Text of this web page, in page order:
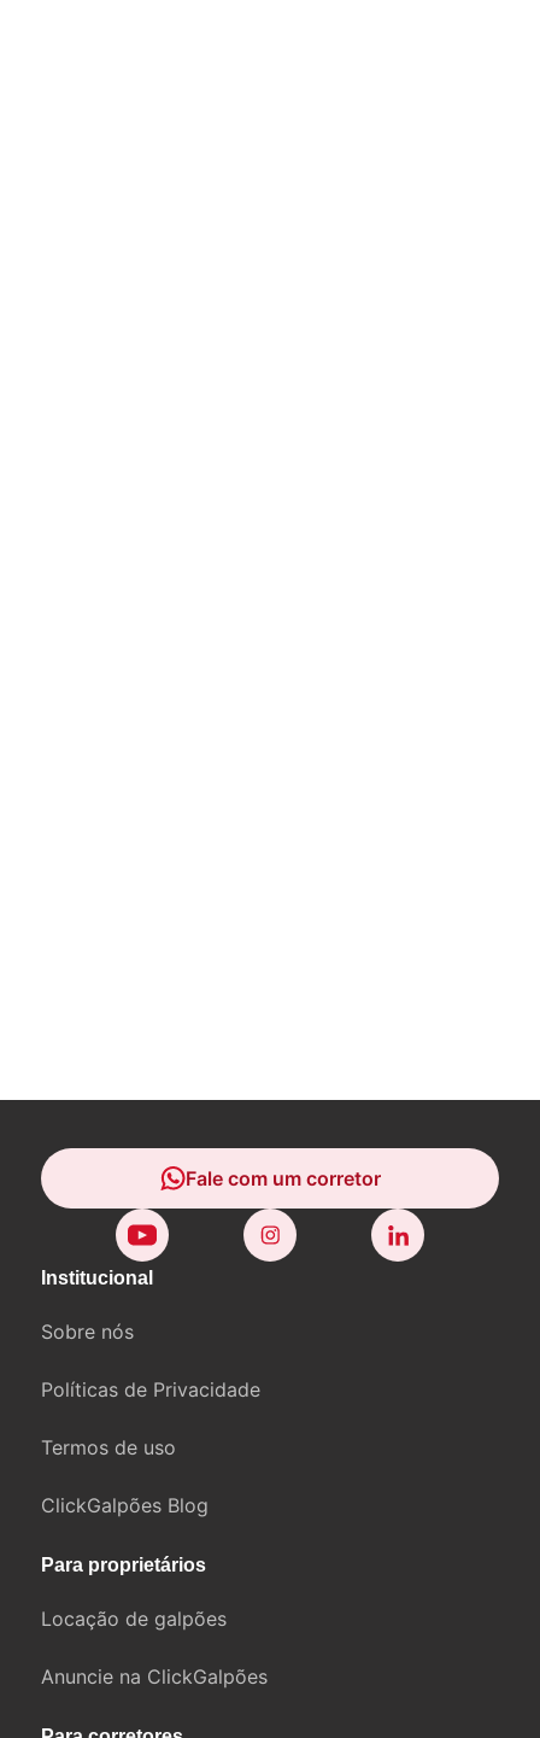
Institucional
Sobre nós
Políticas de Privacidade
Termos de uso
ClickGalpões Blog
Para proprietários
Locação de galpões
Anuncie na ClickGalpões
Fale com um corretor